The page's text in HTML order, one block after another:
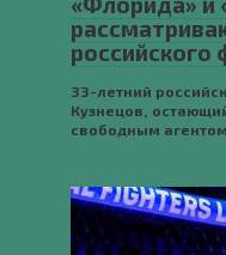
российского
33-летний
Кузнецов,
свободным